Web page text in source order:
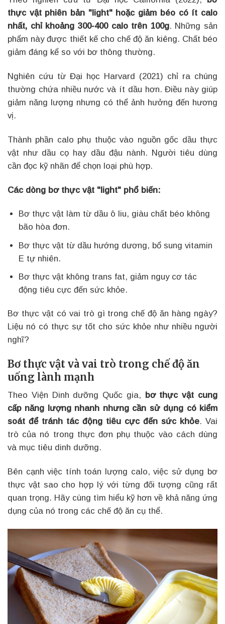
thực vật phiên bản "light" hoặc giảm béo có ít calo
nhất, chỉ khoảng 300-400 calo trên 100g. Những sản
phẩm này được thiết kế cho chế độ ăn kiêng. Chất béo
giảm đáng kể so với bơ thông thường.
Nghiên cứu từ Đại học Harvard (2021) chỉ ra chúng
thường chứa nhiều nước và ít dầu hơn. Điều này giúp
giảm năng lượng nhưng có thể ảnh hưởng đến hương
vị.
Thành phần calo phụ thuộc vào nguồn gốc dầu thực
vật như dầu cọ hay dầu đậu nành. Người tiêu dùng
cần đọc kỹ nhãn để chọn loại phù hợp.
Các dòng bơ thực vật "light" phổ biến:
Bơ thực vật làm từ dầu ô liu, giàu chất béo không
bão hòa đơn.
Bơ thực vật từ dầu hướng dương, bổ sung vitamin
E tự nhiên.
Bơ thực vật không trans fat, giảm nguy cơ tác
động tiêu cực đến sức khỏe.
Bơ thực vật có vai trò gì trong chế độ ăn hàng ngày?
Liệu nó có thực sự tốt cho sức khỏe như nhiều người
nghĩ?
Bơ thực vật và vai trò trong chế độ ăn
uống lành mạnh
Theo Viện Dinh dưỡng Quốc gia,
bơ thực vật cung
cấp năng lượng nhanh nhưng cần sử dụng có kiểm
soát để tránh tác động tiêu cực đến sức khỏe. Vai
trò của nó trong thực đơn phụ thuộc vào cách dùng
và mục tiêu dinh dưỡng.
Bên cạnh việc tính toán lượng calo, việc sử dụng bơ
thực vật sao cho hợp lý với từng đối tượng cũng rất
quan trọng. Hãy cùng tìm hiểu kỹ hơn về khả năng ứng
dụng của nó trong các chế độ ăn cụ thể.